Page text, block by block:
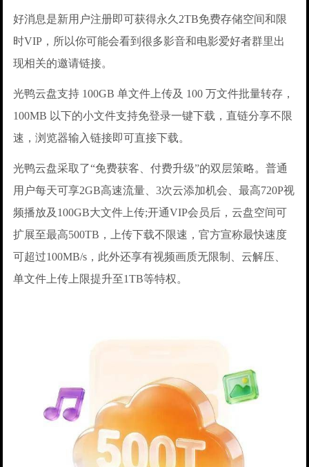
好消息是新用户注册即可获得永久2TB免费存储空间和限
时VIP，所以你可能会看到很多影音和电影爱好者群里出
现相关的邀请链接。
光鸭云盘支持 100GB 单文件上传及 100 万文件批量转存，
100MB 以下的小文件支持免登录一键下载，直链分享不限
速，浏览器输入链接即可直接下载。
光鸭云盘采取了“免费获客、付费升级”的双层策略。普通
用户每天可享2GB高速流量、3次云添加机会、最高720P视
频播放及100GB大文件上传;开通VIP会员后，云盘空间可
扩展至最高500TB，上传下载不限速，官方宣称最快速度
可超过100MB/s，此外还享有视频画质无限制、云解压、
单文件上传上限提升至1TB等特权。